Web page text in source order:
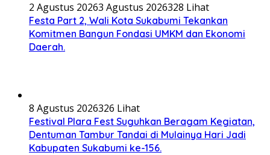
2 Agustus 20263 Agustus 2026328 Lihat
Festa Part 2, Wali Kota Sukabumi Tekankan
Komitmen Bangun Fondasi UMKM dan Ekonomi
Daerah.
8 Agustus 2026326 Lihat
Festival Plara Fest Suguhkan Beragam Kegiatan,
Dentuman Tambur Tandai di Mulainya Hari Jadi
Kabupaten Sukabumi ke-156.